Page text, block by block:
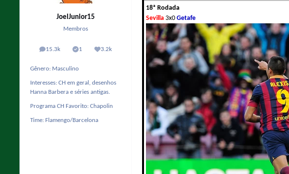
JoelJunior15
Membros
15.3k
posts 1
Solutions3.2k
Reputação
Gênero: Masculino
Interesses: CH em geral, desenhos
Hanna Barbera e séries antigas.
Programa CH Favorito: Chapolin
Time: Flamengo/Barcelona
18ª Rodada
Sevilla 3x0 Getafe